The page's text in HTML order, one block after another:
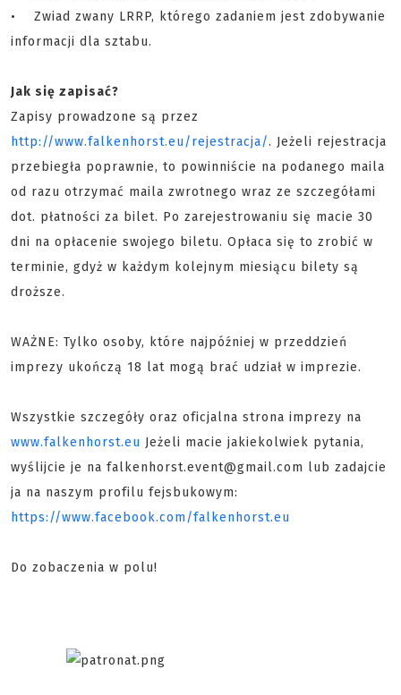
• Zwiad zwany LRRP, którego zadaniem jest zdobywanie
informacji dla sztabu.
Jak się zapisać?
Zapisy prowadzone są przez
http://www.falkenhorst.eu/rejestracja/. Jeżeli rejestracja
przebiegła poprawnie, to powinniście na podanego maila
od razu otrzymać maila zwrotnego wraz ze szczegółami
dot. płatności za bilet. Po zarejestrowaniu się macie 30
dni na opłacenie swojego biletu. Opłaca się to zrobić w
terminie, gdyż w każdym kolejnym miesiącu bilety są
droższe.
WAŻNE: Tylko osoby, które najpóźniej w przeddzień
imprezy ukończą 18 lat mogą brać udział w imprezie.
Wszystkie szczegóły oraz oficjalna strona imprezy na
www.falkenhorst.eu Jeżeli macie jakiekolwiek pytania,
wyślijcie je na falkenhorst.event@gmail.com lub zadajcie
ja na naszym profilu fejsbukowym:
https://www.facebook.com/falkenhorst.eu
Do zobaczenia w polu!